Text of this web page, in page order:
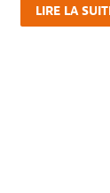
LIRE LA